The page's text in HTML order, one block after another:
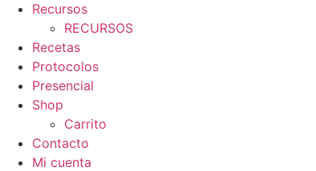
Recursos
RECURSOS
Recetas
Protocolos
Presencial
Shop
Carrito
Contacto
Mi cuenta